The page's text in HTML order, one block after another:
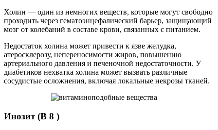
Холин — один из немногих веществ, которые могут свободно
проходить через гематоэнцефалический барьер, защищающий
мозг от колебаний в составе крови, связанных с питанием.
Недостаток холина может привести к язве желудка,
атеросклерозу, непереносимости жиров, повышению
артериального давления и печеночной недостаточности. У
диабетиков нехватка холина может вызвать различные
сосудистые осложнения, включая локальные некрозы тканей.
Инозит (В 8 )